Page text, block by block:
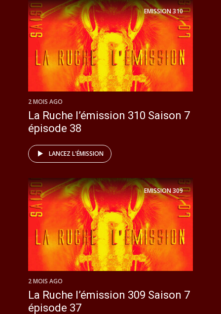
EMISSION310
2 MOIS AGO
La Ruche l’émission 310 Saison 7
épisode 38
LANCEZ L'ÉMISSION
EMISSION309
2 MOIS AGO
La Ruche l’émission 309 Saison 7
épisode 37